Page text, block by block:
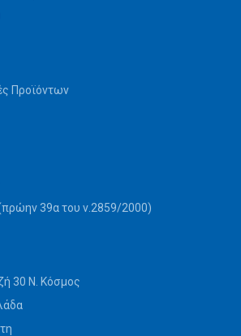
Προϊόντων
39α του ν.2859/2000)
30 Ν. Κόσμος